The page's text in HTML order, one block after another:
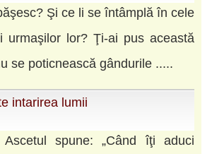
Şi ce li se întâmplă în cele
urmaşilor lor? Ţi-ai pus această
se poticnească gândurile .....
intarirea lumii
Ascetul spune: „Când îţi aduci